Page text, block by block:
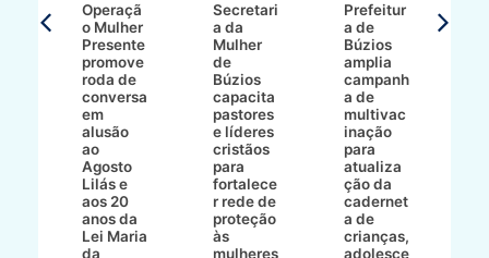
Operaçã
o Mulher
Presente
promove
roda de
conversa
em
alusão
ao
Agosto
Lilás e
aos 20
anos da
Lei Maria
da
Secretari
a da
Mulher
de
Búzios
capacita
pastores
e líderes
cristãos
para
fortalece
r rede de
proteção
às
mulheres
Prefeitur
a de
Búzios
amplia
campanh
a de
multivac
inação
para
atualiza
ção da
cadernet
a de
crianças,
adolesce